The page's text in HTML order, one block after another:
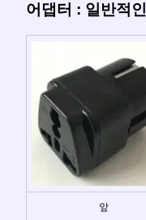
어댑터 : 일반적인
앞